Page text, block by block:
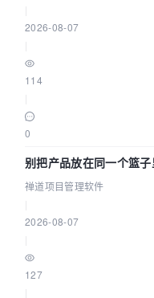
2026-08-07
114
0
别把产品放在同一个篮
禅道项目管理软件
2026-08-07
127